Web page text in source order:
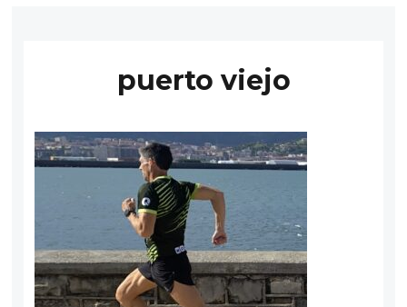
puerto viejo